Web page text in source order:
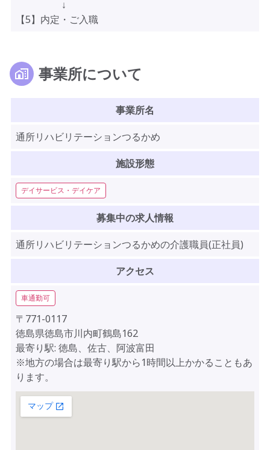
↓
【5】内定・ご入職
事業所について
事業所名
通所リハビリテーションつるかめ
施設形態
デイサービス・デイケア
募集中の求人情報
通所リハビリテーションつるかめの介護職員(正社員)
アクセス
車通勤可
〒771-0117
徳島県徳島市川内町鶴島162
最寄り駅: 徳島、佐古、阿波富田
※地方の場合は最寄り駅から1時間以上かかることもあ
ります。